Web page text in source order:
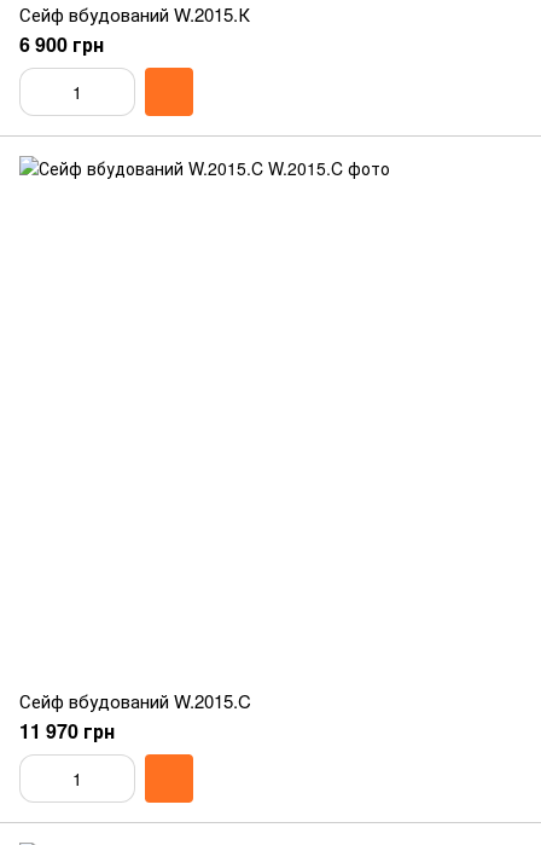
Сейф вбудований W.2015.К
6 900 грн
Сейф вбудований W.2015.C
11 970 грн